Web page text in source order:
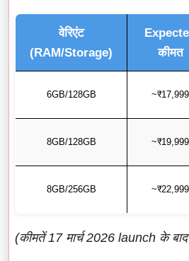
वेरिएंट
(RAM/Storage)
कीमत
6GB/128GB ~₹17,999
8GB/128GB ~₹19,999
8GB/256GB ~₹22,999
(कीमतें 17 मार्च 2026 launch के